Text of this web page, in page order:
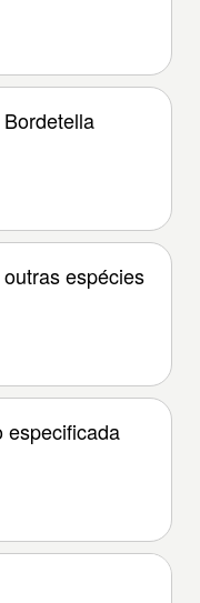
espécies
especificada